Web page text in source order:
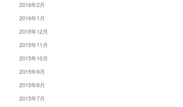
2016年2月
2016年1月
2015年12月
2015年11月
2015年10月
2015年9月
2015年8月
2015年7月